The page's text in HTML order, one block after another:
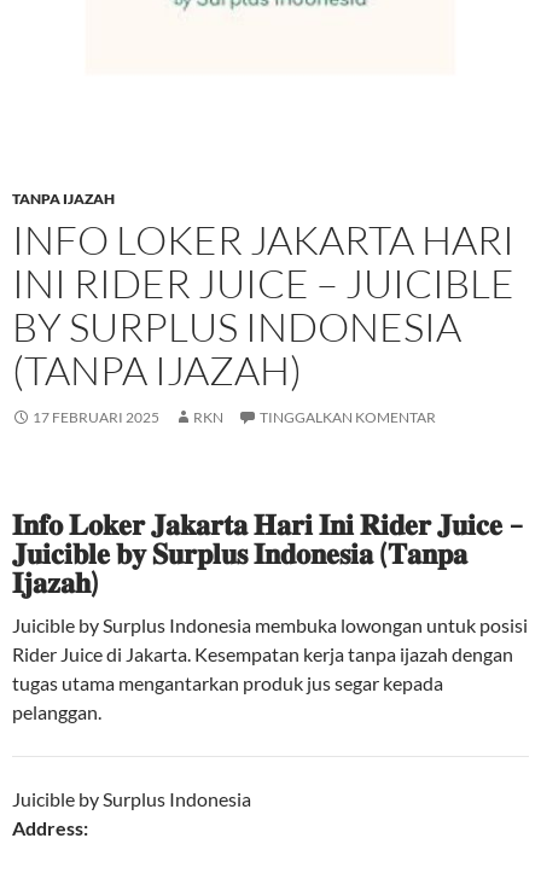
TANPA IJAZAH
INFO LOKER JAKARTA HARI
INI RIDER JUICE – JUICIBLE
BY SURPLUS INDONESIA
(TANPA IJAZAH)
17 FEBRUARI 2025 RKN TINGGALKAN KOMENTAR
𝐈𝐧𝐟𝐨 𝐋𝐨𝐤𝐞𝐫 𝐉𝐚𝐤𝐚𝐫𝐭𝐚 𝐇𝐚𝐫𝐢 𝐈𝐧𝐢 𝐑𝐢𝐝𝐞𝐫 𝐉𝐮𝐢𝐜𝐞 –
𝐉𝐮𝐢𝐜𝐢𝐛𝐥𝐞 𝐛𝐲 𝐒𝐮𝐫𝐩𝐥𝐮𝐬 𝐈𝐧𝐝𝐨𝐧𝐞𝐬𝐢𝐚 (𝐓𝐚𝐧𝐩𝐚
𝐈𝐣𝐚𝐳𝐚𝐡)
Juicible by Surplus Indonesia membuka lowongan untuk posisi
Rider Juice di Jakarta. Kesempatan kerja tanpa ijazah dengan
tugas utama mengantarkan produk jus segar kepada
pelanggan.
Juicible by Surplus Indonesia
Address: